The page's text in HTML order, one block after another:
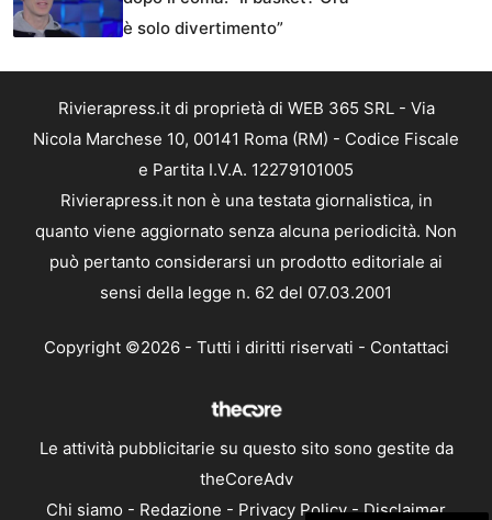
è solo divertimento”
Rivierapress.it di proprietà di WEB 365 SRL - Via
Nicola Marchese 10, 00141 Roma (RM) - Codice Fiscale
e Partita I.V.A. 12279101005
Rivierapress.it non è una testata giornalistica, in
quanto viene aggiornato senza alcuna periodicità. Non
può pertanto considerarsi un prodotto editoriale ai
sensi della legge n. 62 del 07.03.2001
Copyright ©2026 - Tutti i diritti riservati - Contattaci
Le attività pubblicitarie su questo sito sono gestite da
theCoreAdv
Chi siamo - Redazione - Privacy Policy-Disclaimer